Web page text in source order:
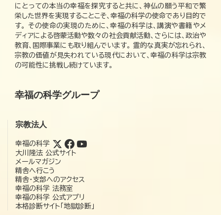
にとっての本当の幸福を探究すると共に、神仏の願う平和で繁
栄した世界を実現することこそ、幸福の科学の使命であり目的で
す。 その使命の実現のために、幸福の科学は、講演や書籍やメ
ディアによる啓蒙活動や数々の社会貢献活動、さらには、政治や
教育、国際事業にも取り組んでいます。 霊的な真実が忘れられ、
宗教の価値が見失われている現代において、幸福の科学は宗教
の可能性に挑戦し続けています。
幸福の科学グループ
宗教法人
幸福の科学
大川隆法 公式サイト
メールマガジン
精舎へ行こう
精舎・支部へのアクセス
幸福の科学 法務室
幸福の科学 公式アプリ
本格診断サイト「地獄診断」